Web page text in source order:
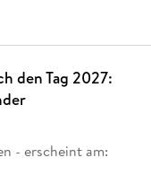
den Tag 2027:
- erscheint am: